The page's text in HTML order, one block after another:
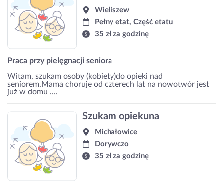
Wieliszew
Pełny etat, Część etatu
35 zł za godzinę
Praca przy pielęgnacji seniora
Witam, szukam osoby (kobiety)do opieki nad
seniorem.Mama choruje od czterech lat na nowotwór jest
już w domu ....
Szukam opiekuna
Michałowice
Dorywczo
35 zł za godzinę